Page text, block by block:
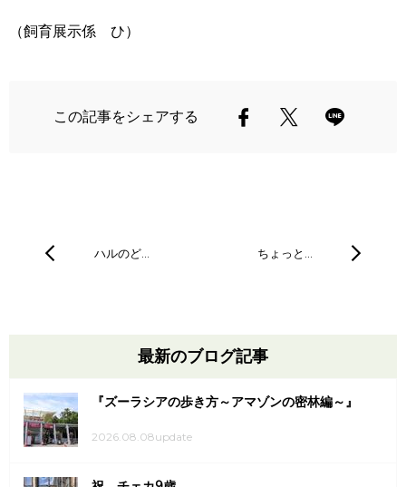
（飼育展示係 ひ）
この記事をシェアする
ハルのど… ちょっと…
最新のブログ記事
『ズーラシアの歩き方～アマゾンの密林編～』
2026.08.08update